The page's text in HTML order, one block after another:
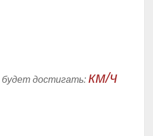
достигать: км/ч